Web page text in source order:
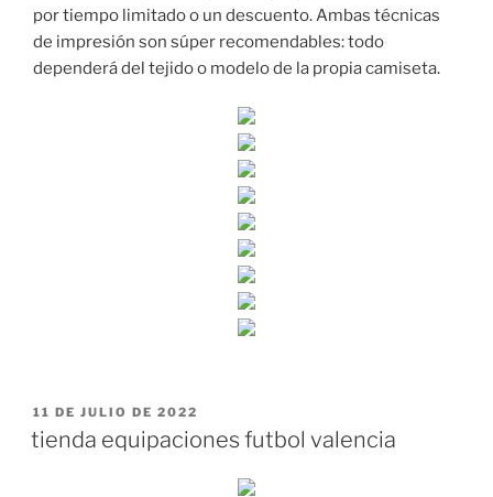
por tiempo limitado o un descuento. Ambas técnicas
de impresión son súper recomendables: todo
dependerá del tejido o modelo de la propia camiseta.
PUBLICADO
EL
11 DE JULIO DE 2022
tienda equipaciones futbol valencia